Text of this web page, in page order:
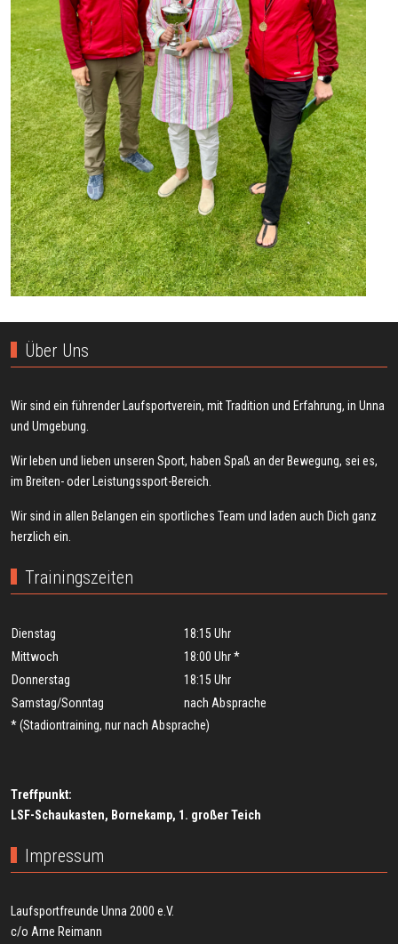
Über Uns
Wir sind ein führender Laufsportverein, mit Tradition und Erfahrung, in Unna
und Umgebung.
Wir leben und lieben unseren Sport, haben Spaß an der Bewegung, sei es,
im Breiten- oder Leistungssport-Bereich.
Wir sind in allen Belangen ein sportliches Team und laden auch Dich ganz
herzlich ein.
Trainingszeiten
Dienstag
18:15 Uhr
Mittwoch
18:00 Uhr *
Donnerstag
18:15 Uhr
Samstag/Sonntag
nach Absprache
* (Stadiontraining, nur nach Absprache)
Treffpunkt:
LSF-Schaukasten, Bornekamp, 1. großer Teich
Impressum
Laufsportfreunde Unna 2000 e.V.
c/o Arne Reimann